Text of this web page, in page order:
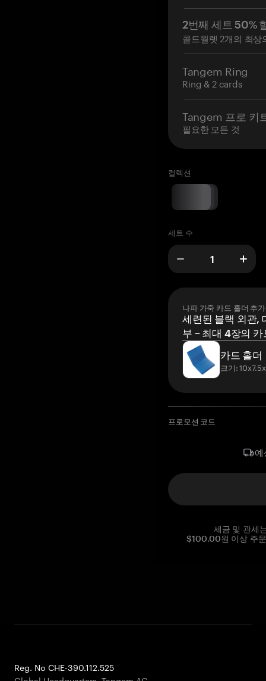
2번째 세트 50%
콜드월렛 2개의 최상
Tangem Ring
Ring & 2 cards
Tangem 프로 키
필요한 모든 것
컬렉션
세트 수
나파 가죽 카드 홀더 추가
세련된 블랙 외관,
부 – 최대 4장의
카드 홀더
크기:
프로모션 코드
예
세금 및 관세
$100.00원 이상 주
Reg. No CHE-390.112.525